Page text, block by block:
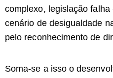
complexo, legislação
cenário de desigualdade
pelo reconhecimento de
Soma-se a isso o